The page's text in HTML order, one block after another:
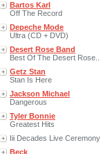
Bartos Karl
Off The Record
Depeche Mode
Ultra (CD + DVD)
Desert Rose Band
Best Of The Desert Rose..
Getz Stan
Stan Is Here
Jackson Michael
Dangerous
Tyler Bonnie
Greatest Hits
Iii Decades Live Ceremony
Beck